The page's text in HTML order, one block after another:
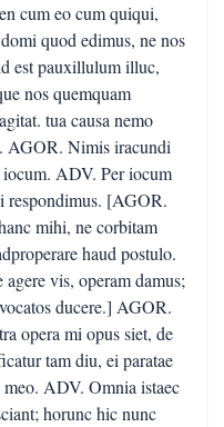
cum eo cum quiqui,
quod edimus, ne nos
est pauxillulum illuc,
nos quemquam
tua causa nemo
AGOR. Nimis iracundi
iocum. ADV. Per iocum
respondimus. [AGOR.
mihi, ne corbitam
haud postulo.
vis, operam damus;
ducere.] AGOR.
opera mi opus siet, de
tam diu, ei paratae
meo. ADV. Omnia istaec
horunc hic nunc